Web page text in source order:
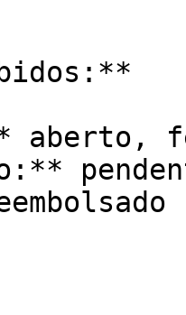
aberto,